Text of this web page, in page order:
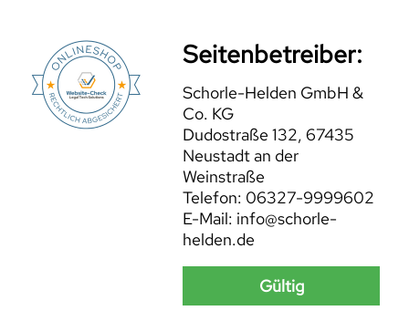
Seitenbetreiber:
Schorle-Helden GmbH &
Co. KG
Dudostraße 132, 67435
Neustadt an der
Weinstraße
Telefon: 06327-9999602
E-Mail: info@schorle-
helden.de
Gültig